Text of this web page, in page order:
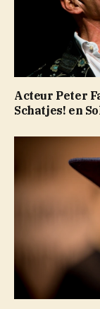
Acteur Peter
Schatjes! en